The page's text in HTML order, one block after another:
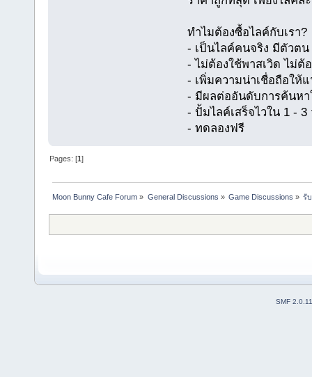
ทำไมต้องซื้อไลค์กับเรา?
- เป็นไลค์คนจริง มีตัวตน
- ไม่ต้องใช้พาสเวิด ไม่ต้
- เพิ่มความน่าเชื่อถือให้
- มีผลต่ออันดับการค้นหา
- ปั้มไลค์เสร็จไวใน 1 - 3
- ทดลองฟรี
Pages: [1]
Moon Bunny Cafe Forum » General Discussions » Game Discussions » รั
SMF 2.0.11